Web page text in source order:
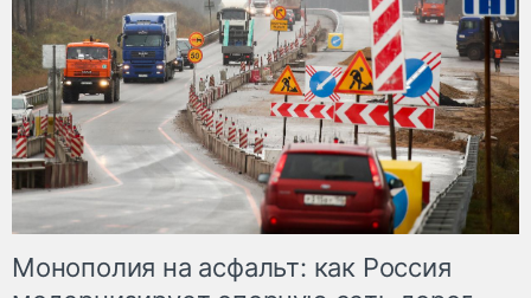
Монополия на асфальт: как Россия